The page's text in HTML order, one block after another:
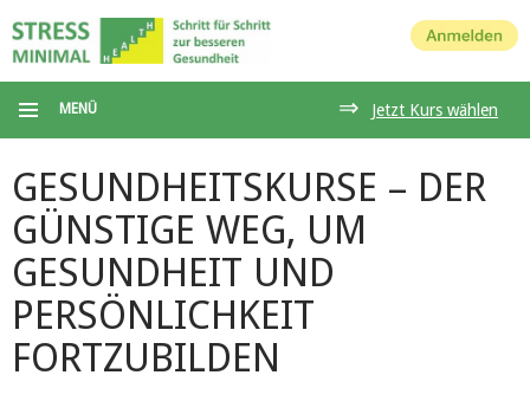
Anmelden
⇒ Jetzt Kurs wählen
MENÜ
GESUNDHEITSKURSE – DER
GÜNSTIGE WEG, UM
GESUNDHEIT UND
PERSÖNLICHKEIT
FORTZUBILDEN